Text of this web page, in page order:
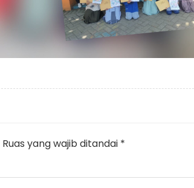
Ruas yang wajib ditandai *